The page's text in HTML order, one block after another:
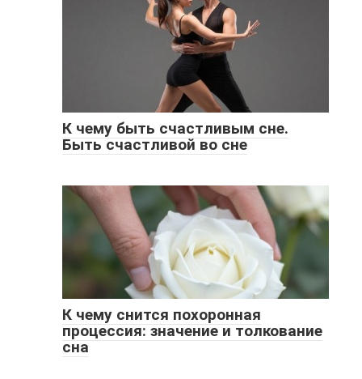
К чему быть счастливым сне.
Быть счастливой во сне
К чему снится похоронная
процессия: значение и толкование
сна